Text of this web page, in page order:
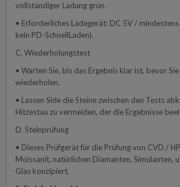
vollständiger Ladung grün.
• Erforderliches Ladegerät: DC 5V /
kein PD-SchnellLaden).
C. Wiederholungstest
• Warten Sie, bis das Ergebnis klar ist, bevor
wiederholen.
• Lassen Side die Steine zwischen den Tests
Hitzestau zu vermeiden, der die Ergebnisse
D. Steinprüfung
• Dieses Prüfgerät für die Prüfung von CVD /
Moissanit, natürlichen Diamanten, Simulanten,
Glas konzipiert.